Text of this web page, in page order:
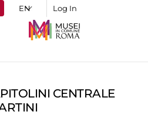
Log In
CENTRALE